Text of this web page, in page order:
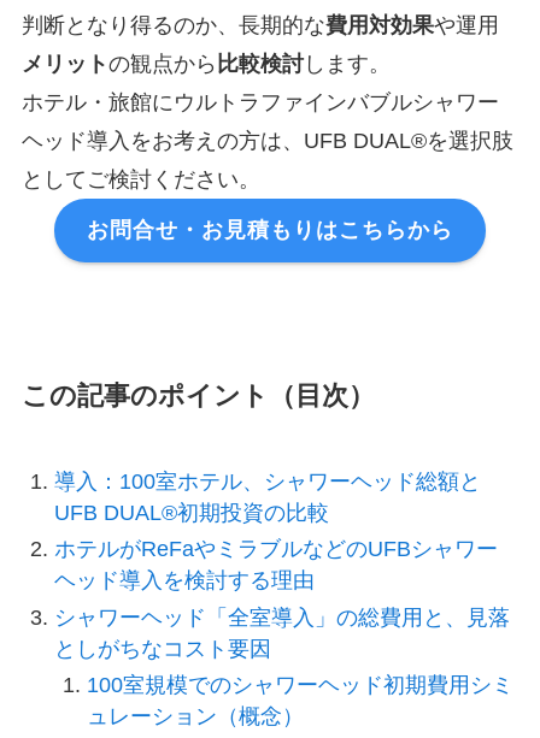
判断となり得るのか、長期的な費用対効果や運用
メリットの観点から 比較検討します。
ホテル・旅館にウルトラファインバブルシャワー
ヘッド導入をお考えの方は、UFB DUAL®を選択肢
としてご検討ください。
お問合せ・お見積もりはこちらから
この記事のポイント（目次）
導入：100室ホテル、シャワーヘッド総額と
UFB DUAL®初期投資の比較
ホテルがReFaやミラブルなどのUFBシャワー
ヘッド導入を検討する理由
シャワーヘッド「全室導入」の総費用と、見落
としがちなコスト要因
100室規模でのシャワーヘッド初期費用シミ
ュレーション（概念）